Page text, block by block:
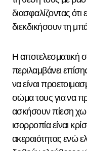
διασφαλίζοντας ότι
διεκδικήσουν τη
Η
περιλαμβάνει
να είναι
σώμα τους για να
ασκήσουν πίεση
ισορροπία είναι
ακεραιότητας ενώ